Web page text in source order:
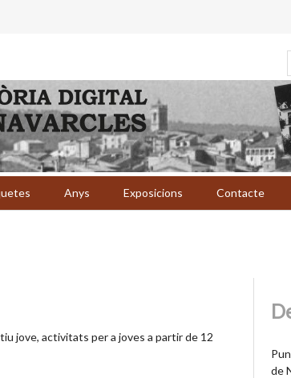
Anys Exposicions Contacte
jove, activitats per a joves a partir de 12
de